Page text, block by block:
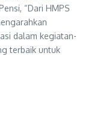
“Dari HMPS
dalam kegiatan-
terbaik untuk